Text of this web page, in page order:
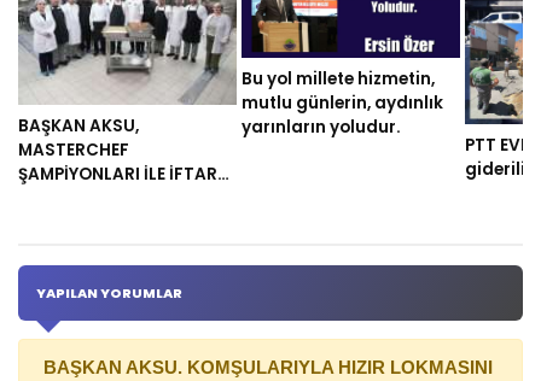
BAŞKAN AKSU,
MASTERCHEF
ŞAMPİYONLARI İLE İFTAR
Bu yol millete hizmetin,
mutlu günlerin, aydınlık
yarınların yoludur.
PTT
YAPILAN YORUMLAR
BAŞKAN AKSU. KOMŞULARIYLA HIZIR LOKMASINI